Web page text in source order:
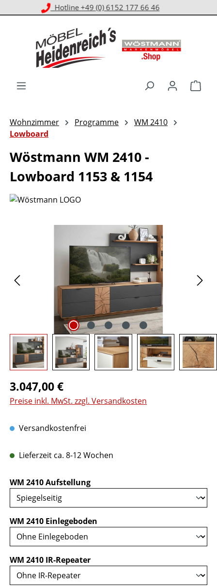
Zum Hauptinhalt springen
Kostenloser Versand ab 1.000 € EKwert**
Wohnzimmer Programme
WM 2410
Lowboard
Wöstmann WM 2410 -
Lowboard 1153 & 1154
Regulärer Preis:
3.047,00 €
Preise inkl. MwSt. zzgl. Versandkosten
Versandkostenfrei
Lieferzeit ca. 8-12 Wochen
WM 2410 Aufstellungauswählen
WM 2410 Einlegeboden
WM 2410 IR-Repeaterauswählen